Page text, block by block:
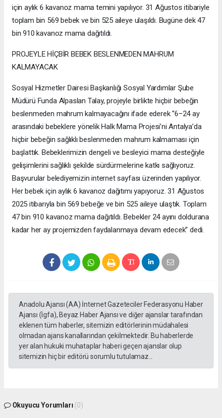
için aylık 6 kavanoz mama temini yapılıyor. 31 Ağustos itibariyle
toplam bin 569 bebek ve bin 525 aileye ulaşıldı. Bugüne dek 47
bin 910 kavanoz mama dağıtıldı.
PROJEYLE HİÇBİR BEBEK BESLENMEDEN MAHRUM
KALMAYACAK
Sosyal Hizmetler Dairesi Başkanlığı Sosyal Yardımlar Şube
Müdürü Funda Alpaslan Talay, projeyle birlikte hiçbir bebeğin
beslenmeden mahrum kalmayacağını ifade ederek “6–24 ay
arasındaki bebeklere yönelik Halk Mama Projesi’ni Antalya’da
hiçbir bebeğin sağlıklı beslenmeden mahrum kalmaması için
başlattık. Bebeklerimizin dengeli ve besleyici mama desteğiyle
gelişimlerini sağlıklı şekilde sürdürmelerine katkı sağlıyoruz.
Başvurular belediyemizin internet sayfası üzerinden yapılıyor.
Her bebek için aylık 6 kavanoz dağıtımı yapıyoruz. 31 Ağustos
2025 itibarıyla bin 569 bebeğe ve bin 525 aileye ulaştık. Toplam
47 bin 910 kavanoz mama dağıtıldı. Bebekler 24 ayını doldurana
kadar her ay projemizden faydalanmaya devam edecek” dedi.
Anadolu Ajansı (AA) İnternet Gazeteciler Federasyonu Haber
Ajansı (İgfa), Beyaz Haber Ajansı ve diğer ajanslar tarafından
eklenen tüm haberler, sitemizin editörlerinin müdahalesi
olmadan ajans kanallarından çekilmektedir. Bu haberlerde
yer alan hukuki muhataplar haberi geçen ajanslar olup
sitemizin hiç bir editörü sorumlu tutulamaz...
Okuyucu Yorumları (0)